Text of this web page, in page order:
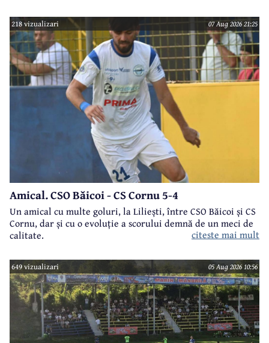
218 vizualizari 07 Aug 2026 21:25
Amical. CSO Băicoi - CS Cornu 5-4
Un amical cu multe goluri, la Liliești, între CSO Băicoi și CS
Cornu, dar și cu o evoluție a scorului demnă de un meci de
calitate.
citeste mai mult
649 vizualizari 05 Aug 2026 10:56